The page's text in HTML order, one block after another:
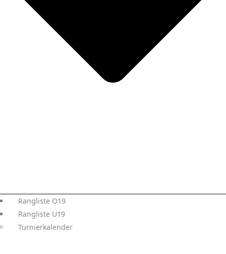
Rangliste O19
Rangliste U19
Turnierkalender